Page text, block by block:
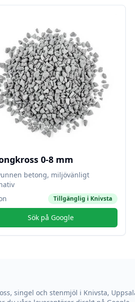
0-8 mm
betong, miljövänligt
Tillgänglig i Knivsta
Sök på Google
singel och stenmjöl i Knivsta,